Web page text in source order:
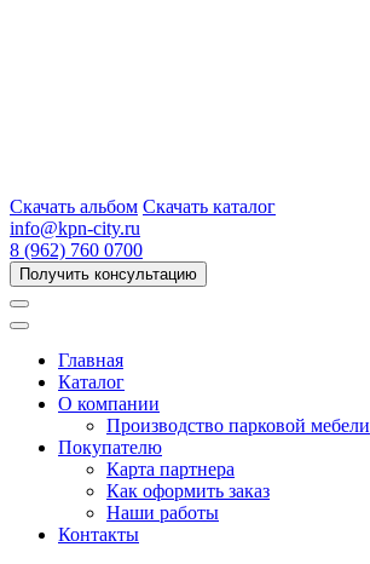
Скачать альбом Скачать каталог
info@kpn-city.ru
8 (962) 760 0700
Получить консультацию
Главная
Каталог
О компании
Производство парковой мебели
Покупателю
Карта партнера
Как оформить заказ
Наши работы
Контакты